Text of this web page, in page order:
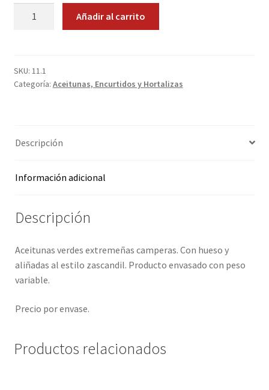
Promociones
Términos y condiciones
Añadir al carrito
SKU: 11.1
Categoría: Aceitunas, Encurtidos y Hortalizas
Descripción
Información adicional
Descripción
Aceitunas verdes extremeñas camperas. Con hueso y
aliñadas al estilo zascandil. Producto envasado con peso
variable.
Precio por envase.
Productos relacionados